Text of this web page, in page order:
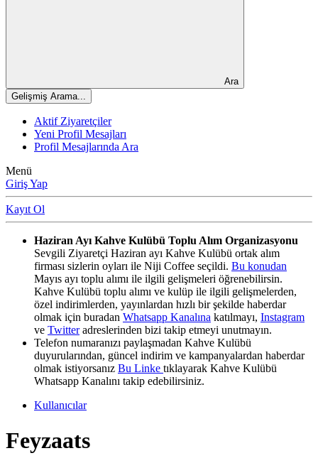
Ara
Gelişmiş Arama...
Aktif Ziyaretçiler
Yeni Profil Mesajları
Profil Mesajlarında Ara
Menü
Giriş Yap
Kayıt Ol
Haziran Ayı Kahve Kulübü Toplu Alım Organizasyonu
Sevgili Ziyaretçi Haziran ayı Kahve Kulübü ortak alım
firması sizlerin oyları ile Niji Coffee seçildi. Bu konudan
Mayıs ayı toplu alımı ile ilgili gelişmeleri öğrenebilirsin.
Kahve Kulübü toplu alımı ve kulüp ile ilgili gelişmelerden,
özel indirimlerden, yayınlardan hızlı bir şekilde haberdar
olmak için buradan Whatsapp Kanalına katılmayı, Instagram
ve Twitteradreslerinden bizi takip etmeyi unutmayın.
Telefon numaranızı paylaşmadan Kahve Kulübü
duyurularından, güncel indirim ve kampanyalardan haberdar
olmak istiyorsanız Bu Linke tıklayarak Kahve Kulübü
Whatsapp Kanalını takip edebilirsiniz.
Kullanıcılar
Feyzaats